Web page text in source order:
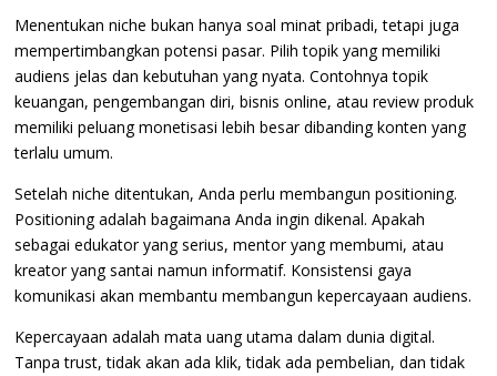
Menentukan niche bukan hanya soal minat pribadi, tetapi juga
mempertimbangkan potensi pasar. Pilih topik yang memiliki
audiens jelas dan kebutuhan yang nyata. Contohnya topik
keuangan, pengembangan diri, bisnis online, atau review produk
memiliki peluang monetisasi lebih besar dibanding konten yang
terlalu umum.
Setelah niche ditentukan, Anda perlu membangun positioning.
Positioning adalah bagaimana Anda ingin dikenal. Apakah
sebagai edukator yang serius, mentor yang membumi, atau
kreator yang santai namun informatif. Konsistensi gaya
komunikasi akan membantu membangun kepercayaan audiens.
Kepercayaan adalah mata uang utama dalam dunia digital.
Tanpa trust, tidak akan ada klik, tidak ada pembelian, dan tidak